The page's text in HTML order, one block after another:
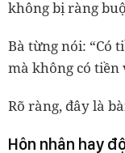
không bị ràng
Bà từng nói: “Có
mà không có tiền
Rõ ràng, đây là
Hôn nhân hay